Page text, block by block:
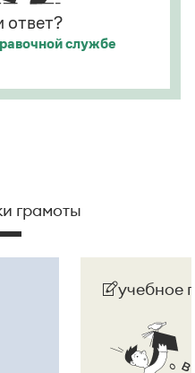
ответ?
службе
грамоты
учебное